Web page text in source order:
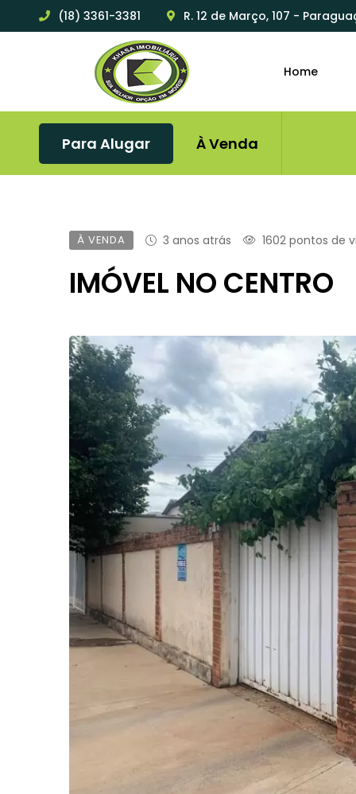
(18) 3361-3381 R. 12 de Março, 107 -
Home
Para Alugar À Venda
À VENDA 3 anos atrás 1602 pontos de
IMÓVEL NO CENTRO